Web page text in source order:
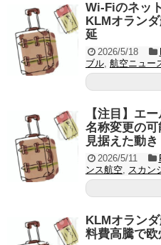
Wi-Fiのネッ
KLMオラン
延
2026/5/18
ブル, 航空ニュー
【注目】エ
名称変更の
見据えた動き
2026/5/11
ンス航空, スカン
KLMオラン
料費高騰で